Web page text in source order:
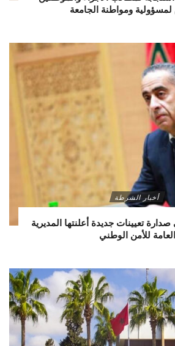
ومواطنة الجامعة
أخبار الشرطة
تعيينات جديدة أعلنتها المديرية
العامة للأمن الوطني